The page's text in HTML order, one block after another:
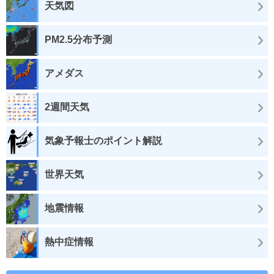
天気図
PM2.5分布予測
アメダス
2週間天気
気象予報士のポイント解説
世界天気
地震情報
熱中症情報